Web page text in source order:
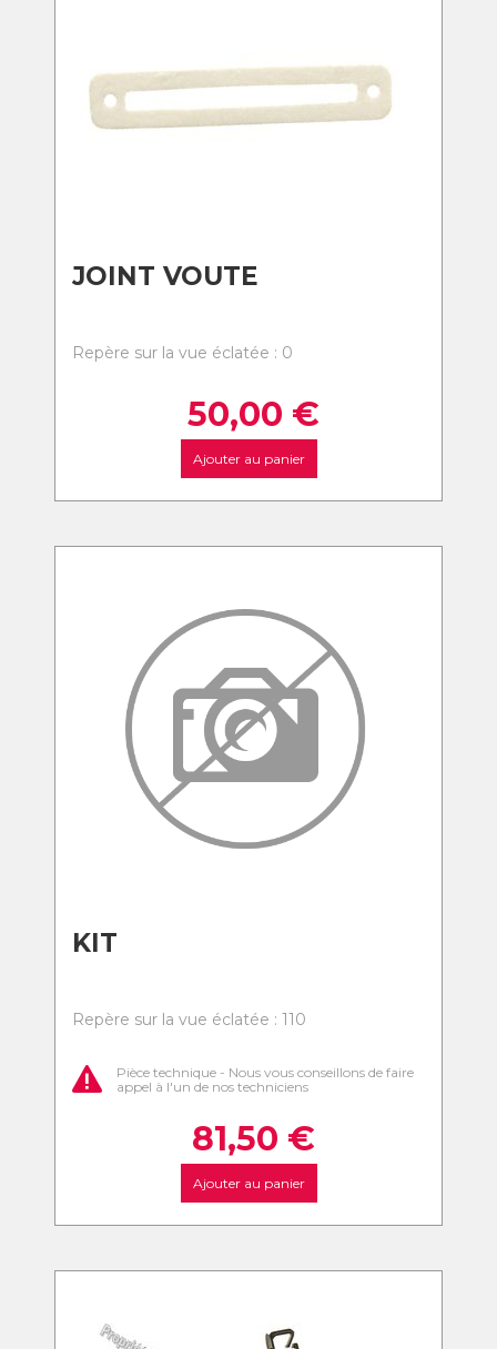
JOINT VOUTE
Repère sur la vue éclatée : 0
50,00 €
Ajouter au panier
KIT
Repère sur la vue éclatée : 110
Pièce technique - Nous vous conseillons de faire
appel à l'un de nos techniciens
81,50 €
Ajouter au panier